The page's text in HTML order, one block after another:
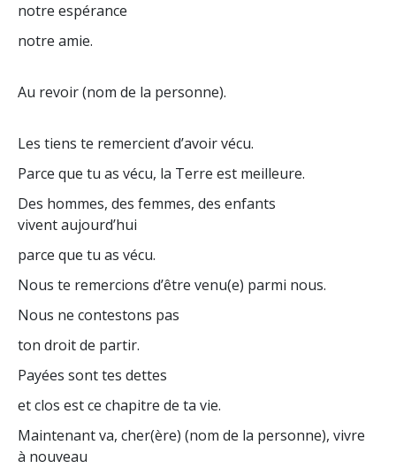
notre espérance
notre amie.
Au revoir (nom de la personne).
Les tiens te remercient d’avoir vécu.
Parce que tu as vécu, la Terre est meilleure.
Des hommes, des femmes, des enfants
vivent aujourd’hui
parce que tu as vécu.
Nous te remercions d’être venu(e) parmi nous.
Nous ne contestons pas
ton droit de partir.
Payées sont tes dettes
et clos est ce chapitre de ta vie.
Maintenant va, cher(ère) (nom de la personne), vivre
à nouveau